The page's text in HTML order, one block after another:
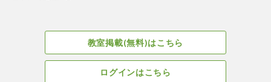
教室掲載(無料)はこちら
ログインはこちら